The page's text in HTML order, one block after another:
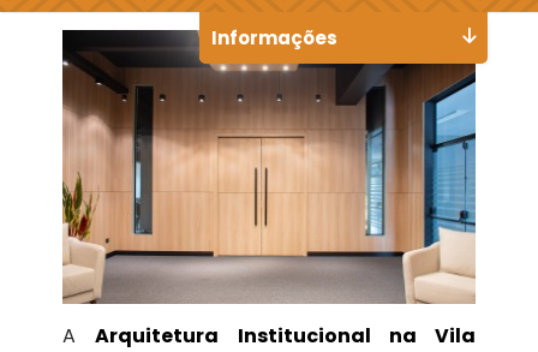
AArquitetura Institucional na Vila
Informações